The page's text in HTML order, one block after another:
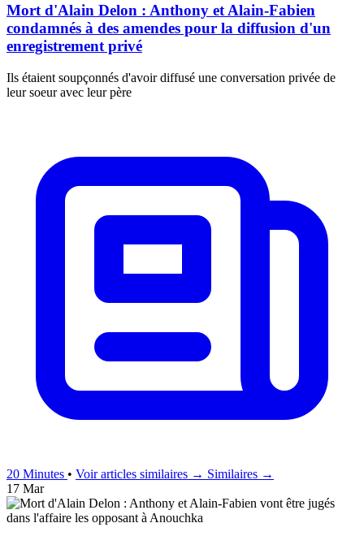
Mort d'Alain Delon : Anthony et Alain-Fabien
condamnés à des amendes pour la diffusion d'un
enregistrement privé
Ils étaient soupçonnés d'avoir diffusé une conversation privée de
leur soeur avec leur père
20 Minutes • Voir articles similaires → Similaires →
17 Mar